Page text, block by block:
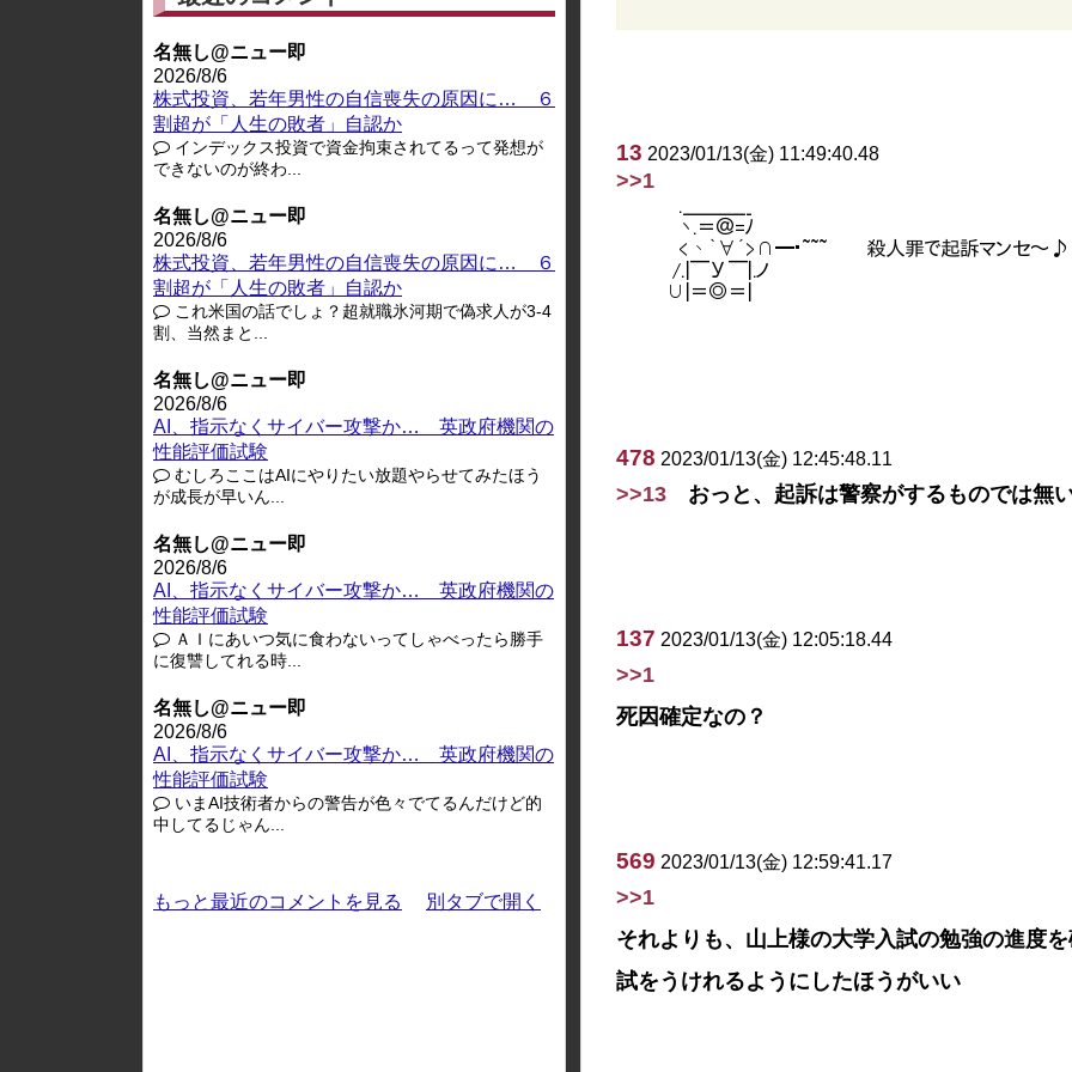
13 2023/01/13(金) 11:49:40.48
>>1
478 2023/01/13(金) 12:45:48.11
>>13 おっと、起訴は警察がするものでは無
137 2023/01/13(金) 12:05:18.44
>>1
死因確定なの？
569 2023/01/13(金) 12:59:41.17
>>1
それよりも、山上様の大学入試の勉強の進度
試をうけれるようにしたほうがいい
名無し@ニュー即
2026/8/6
株式投資、若年男性の自信喪失の原因に… ６
割超が「人生の敗者」自認か
インデックス投資で資金拘束されてるって発想が
できないのが終わ...
名無し@ニュー即
2026/8/6
株式投資、若年男性の自信喪失の原因に… ６
割超が「人生の敗者」自認か
これ米国の話でしょ？超就職氷河期で偽求人が3-4
割、当然まと...
名無し@ニュー即
2026/8/6
AI、指示なくサイバー攻撃か… 英政府機関の
性能評価試験
むしろここはAIにやりたい放題やらせてみたほう
が成長が早いん...
名無し@ニュー即
2026/8/6
AI、指示なくサイバー攻撃か… 英政府機関の
性能評価試験
ＡＩにあいつ気に食わないってしゃべったら勝手
に復讐してれる時...
名無し@ニュー即
2026/8/6
AI、指示なくサイバー攻撃か… 英政府機関の
性能評価試験
いまAI技術者からの警告が色々でてるんだけど的
中してるじゃん...
もっと最近のコメントを見る 別タブで開く